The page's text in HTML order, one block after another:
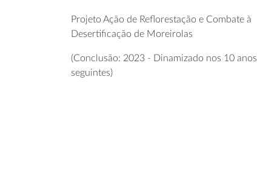
Projeto Ação de Reflorestação e Combate à
Desertificação de Moreirolas
(Conclusão: 2023 - Dinamizado nos 10 anos
seguintes)